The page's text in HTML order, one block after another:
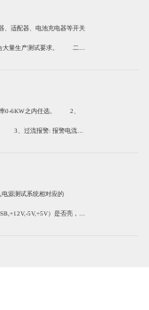
适配器、电池充电器等开关
合大量生产测试要求。 二、
率0-6KW之内任选。 2、
3、过流报警: 报警电流值
源测试系统相对应的
5V,+5V）是否亮，全